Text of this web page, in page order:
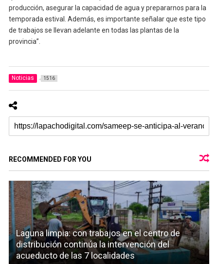
producción, asegurar la capacidad de agua y prepararnos para la
temporada estival. Además, es importante señalar que este tipo
de trabajos se llevan adelante en todas las plantas de la
provincia”.
Noticias 1516
RECOMMENDED FOR YOU
Laguna limpia: con trabajos en el centro de
distribución continúa la intervención del
acueducto de las 7 localidades